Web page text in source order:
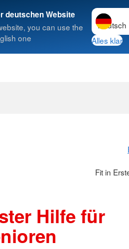
deutschen Website
you can use the
one
Sprache
Alles klar
Suche
Fit in
Hilfe für